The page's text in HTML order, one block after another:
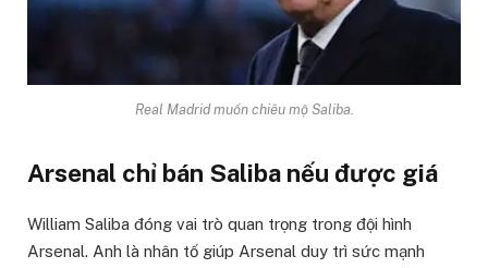
Real Madrid muốn chiêu mộ Saliba.
Arsenal chỉ bán Saliba nếu được giá
William Saliba đóng vai trò quan trọng trong đội hình
Arsenal. Anh là nhân tố giúp Arsenal duy trì sức mạnh